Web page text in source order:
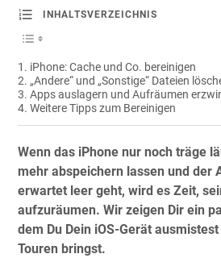
INHALTSVERZEICHNIS
iPhone: Cache und Co. bereinigen
„Andere“ und „Sonstige“ Dateien
Apps auslagern und Aufräumen
Weitere Tipps zum Bereinigen
Wenn das iPhone nur noch träge
mehr abspeichern lassen und der
erwartet leer geht, wird es Zeit,
aufzuräumen. Wir zeigen Dir ein
dem Du Dein iOS-Gerät
Touren bringst.